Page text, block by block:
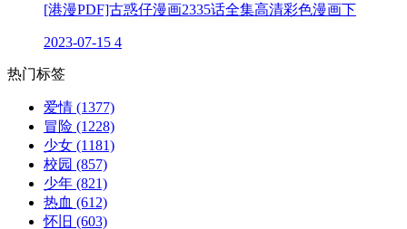
[港漫PDF]古惑仔漫画2335话全集高清彩色漫画下
2023-07-15 4
热门标签
爱情 (1377)
冒险 (1228)
少女 (1181)
校园 (857)
少年 (821)
热血 (612)
怀旧 (603)